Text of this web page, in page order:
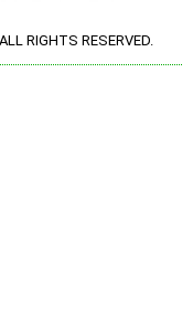
RIGHTS RESERVED.